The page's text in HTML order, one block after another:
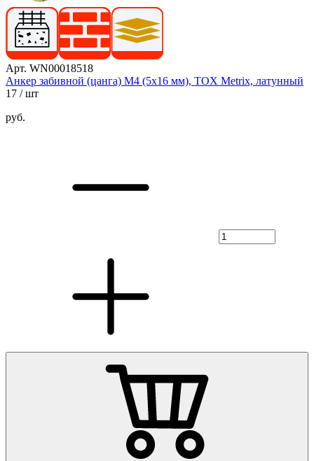
Арт. WN00018518
Анкер забивной (цанга) М4 (5х16 мм), TOX Metrix, латунный
17 / шт
руб.